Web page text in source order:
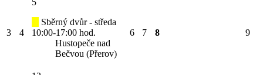
3 4
5
Sběrný dvůr - středa
10:00-17:00 hod.
Hustopeče nad
Bečvou (Přerov)
6 7 8 9